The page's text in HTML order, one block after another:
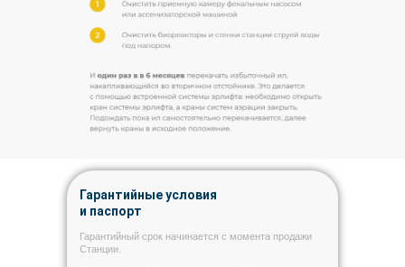
Гарантийные условия
и паспорт
Гарантийный срок начинается с момента продажи
Станции.